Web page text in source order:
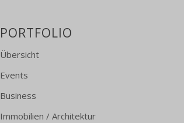
PORTFOLIO
Übersicht
Events
Business
Immobilien / Architektur